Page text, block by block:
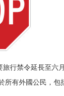
行禁令延長至六月
有外國公民，包